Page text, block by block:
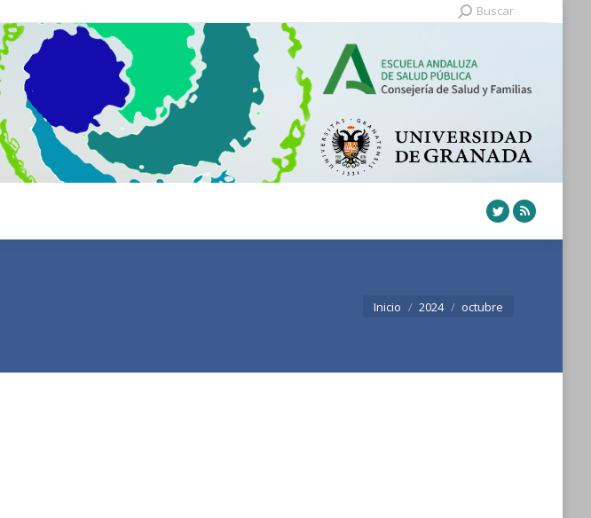
Buscar:Buscar
Twitter
Rss
Estás aquí:
Inicio 2024 octubre